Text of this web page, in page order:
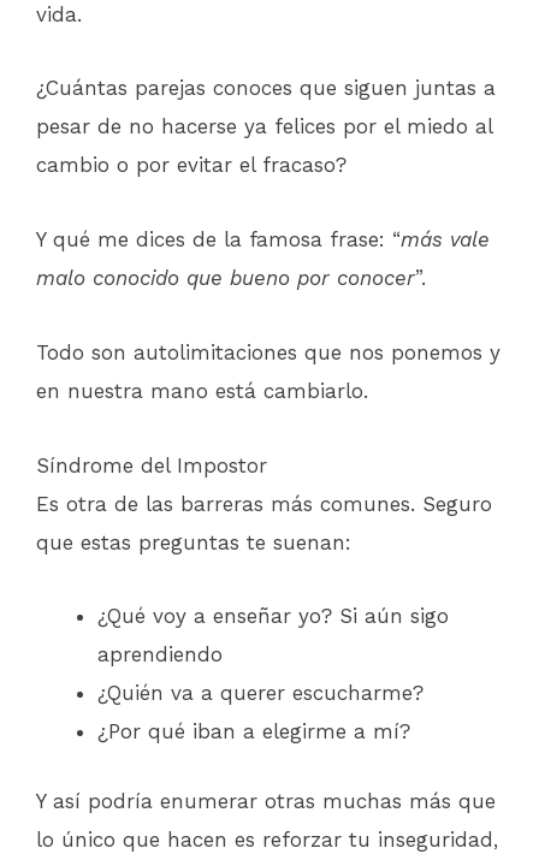
vida.
¿Cuántas parejas conoces que siguen juntas a
pesar de no hacerse ya felices por el miedo al
cambio o por evitar el fracaso?
Y qué me dices de la famosa frase: “más vale
malo conocido que bueno por conocer”.
Todo son autolimitaciones que nos ponemos y
en nuestra mano está cambiarlo.
Síndrome del Impostor
Es otra de las barreras más comunes. Seguro
que estas preguntas te suenan:
¿Qué voy a enseñar yo? Si aún sigo
aprendiendo
¿Quién va a querer escucharme?
¿Por qué iban a elegirme a mí?
Y así podría enumerar otras muchas más que
lo único que hacen es reforzar tu inseguridad,